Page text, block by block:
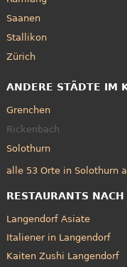
Saanen
Stallikon
Zürich
ANDERE STÄDTE IM
Grenchen
Rickenbach
Solothurn
alle 53 Orte in Solothurn
RESTAURANTS
Langendorf Asiate
Italiener in Langendorf
Kaiten Zushi Langendorf